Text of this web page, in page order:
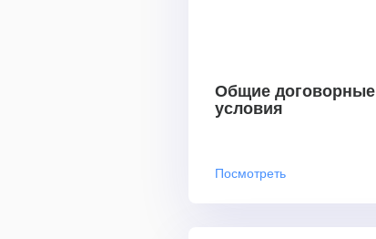
Общие договорные
условия
Посмотреть